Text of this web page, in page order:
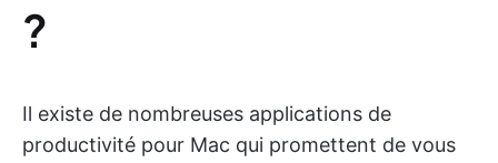
?
Il existe de nombreuses applications de
productivité pour Mac qui promettent de vous